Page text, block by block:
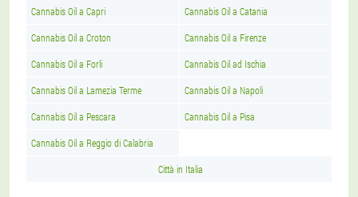
Cannabis Oil a Capri Cannabis Oil a Catania
Cannabis Oil a Croton Cannabis Oil a Firenze
Cannabis Oil a Forli Cannabis Oil ad Ischia
Cannabis Oil a Lamezia Terme Cannabis Oil a Napoli
Cannabis Oil a Pescara Cannabis Oil a Pisa
Cannabis Oil a Reggio di Calabria
Città in Italia